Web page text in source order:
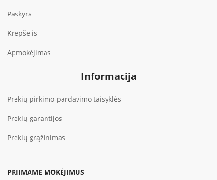
Paskyra
Krepšelis
Apmokėjimas
Informacija
Prekių pirkimo-pardavimo taisyklės
Prekių garantijos
Prekių grąžinimas
PRIIMAME MOKĖJIMUS